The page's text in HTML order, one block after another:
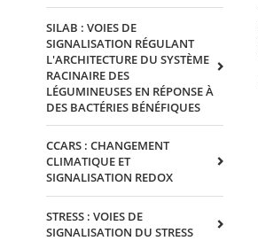
SILAB : VOIES DE
SIGNALISATION RÉGULANT
L'ARCHITECTURE DU SYSTÈME
RACINAIRE DES
LÉGUMINEUSES EN RÉPONSE À
DES BACTÉRIES BÉNÉFIQUES
CCARS : CHANGEMENT
CLIMATIQUE ET
SIGNALISATION REDOX
STRESS : VOIES DE
SIGNALISATION DU STRESS